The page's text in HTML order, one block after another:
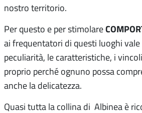
nostro territorio.
Per questo e per stimolare
ai frequentatori di questi luoghi
peculiarità, le caratteristiche, i
proprio perché ognuno possa
anche la delicatezza.
Quasi tutta la collina di Albinea è